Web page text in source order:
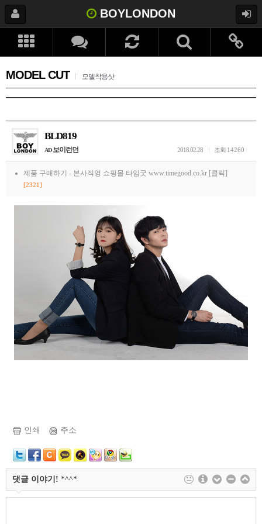
BOYLONDON
MODEL CUT 모델착용샷
BLD819
AD 보이런던 조회 14260
2018.02.28
제품 구매하기 - 본사직영 쇼핑몰 타임굿 www.timegood.co.kr [클릭]
[2321]
인쇄 주소
댓글 이야기! *^^*